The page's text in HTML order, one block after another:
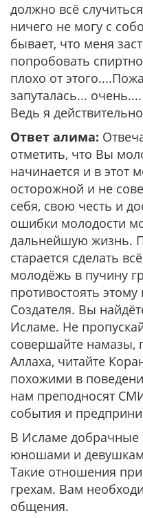
должно всё
ничего не могу с
бывает, что меня
попробовать
плохо от
запуталась...
Ведь я
Ответ алима:
отметить, что Вы
начинается и в этот
осторожной и не
себя, свою честь и
ошибки молодости
дальнейшую жизнь.
старается сделать
молодёжь в пучину
противостоять
Создателя. Вы
Исламе. Не
совершайте намазы,
Аллаха, читайте
похожими в
нам преподносят
события и
В Исламе
юношами и
Такие отношения
грехам. Вам
общения.